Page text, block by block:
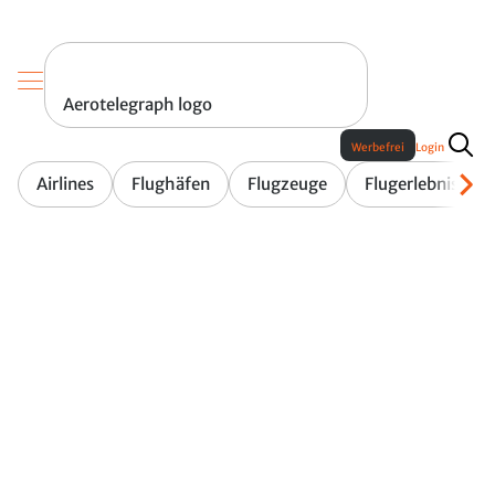
Aerotelegraph logo
Airlines Flughäfen Flugzeuge Flugerlebnis
Werbefrei Login